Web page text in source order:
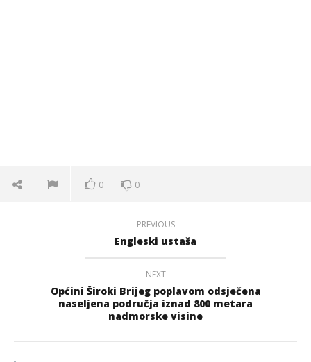
0 0
PREVIOUS
Engleski ustaša
NEXT
Općini Široki Brijeg poplavom odsječena
naseljena područja iznad 800 metara
nadmorske visine